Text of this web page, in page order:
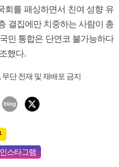
회를 패싱하면서 친여 성향 유
결집에만 치중하는 사람이 총
민 통합은 단연코 불가능하다
했다.
단 전재 및 재배포 금지
인스타그램